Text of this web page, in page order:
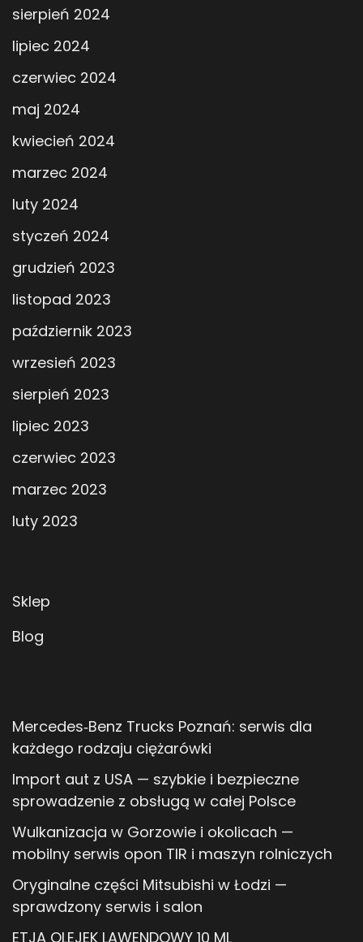
sierpień 2024
lipiec 2024
czerwiec 2024
maj 2024
kwiecień 2024
marzec 2024
luty 2024
styczeń 2024
grudzień 2023
listopad 2023
październik 2023
wrzesień 2023
sierpień 2023
lipiec 2023
czerwiec 2023
marzec 2023
luty 2023
Sklep
Blog
Mercedes‑Benz Trucks Poznań: serwis dla
każdego rodzaju ciężarówki
Import aut z USA — szybkie i bezpieczne
sprowadzenie z obsługą w całej Polsce
Wulkanizacja w Gorzowie i okolicach —
mobilny serwis opon TIR i maszyn rolniczych
Oryginalne części Mitsubishi w Łodzi —
sprawdzony serwis i salon
ETJA OLEJEK LAWENDOWY 10 ML